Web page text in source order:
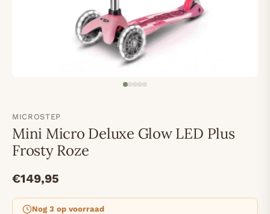
MICROSTEP
Mini Micro Deluxe Glow LED Plus
Frosty Roze
€149,95
Nog 3 op voorraad